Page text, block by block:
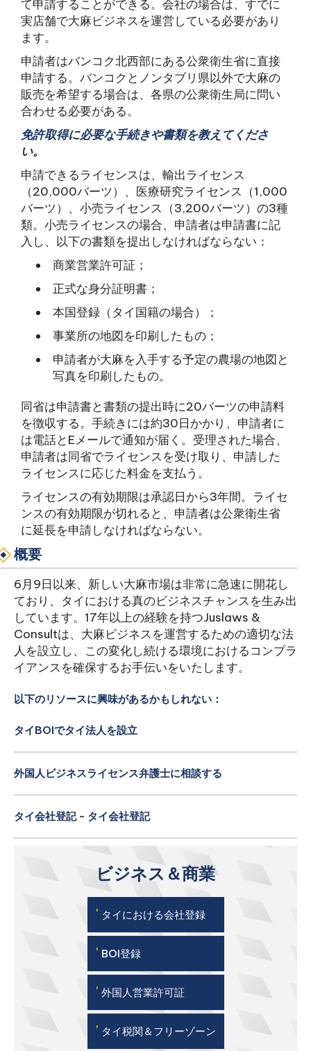
て申請することができる。会社の場合は、すでに
実店舗で大麻ビジネスを運営している必要があり
ます。
申請者はバンコク北西部にある公衆衛生省に直接
申請する。バンコクとノンタブリ県以外で大麻の
販売を希望する場合は、各県の公衆衛生局に問い
合わせる必要がある。
免許取得に必要な手続きや書類を教えてくださ
い。
申請できるライセンスは、輸出ライセンス
（20,000バーツ）、医療研究ライセンス（1,000
バーツ）、小売ライセンス（3,200バーツ）の3種
類。小売ライセンスの場合、申請者は申請書に記
入し、以下の書類を提出しなければならない：
商業営業許可証；
正式な身分証明書；
本国登録（タイ国籍の場合）；
事業所の地図を印刷したもの；
申請者が大麻を入手する予定の農場の地図と
写真を印刷したもの。
同省は申請書と書類の提出時に20バーツの申請料
を徴収する。手続きには約30日かかり、申請者に
は電話とEメールで通知が届く。受理された場合、
申請者は同省でライセンスを受け取り、申請した
ライセンスに応じた料金を支払う。
ライセンスの有効期限は承認日から3年間。ライセ
ンスの有効期限が切れると、申請者は公衆衛生省
に延長を申請しなければならない。
概要
6月9日以来、新しい大麻市場は非常に急速に開花し
ており、タイにおける真のビジネスチャンスを生み出
しています。17年以上の経験を持つJuslaws &
Consultは、大麻ビジネスを運営するための適切な法
人を設立し、この変化し続ける環境におけるコンプラ
イアンスを確保するお手伝いをいたします。
以下のリソースに興味があるかもしれない：
タイBOIでタイ法人を設立
外国人ビジネスライセンス弁護士に相談する
タイ会社登記 - タイ会社登記
ビジネス＆商業
' タイにおける会社登録
' BOI登録
' 外国人営業許可証
' タイ税関＆フリーゾーン